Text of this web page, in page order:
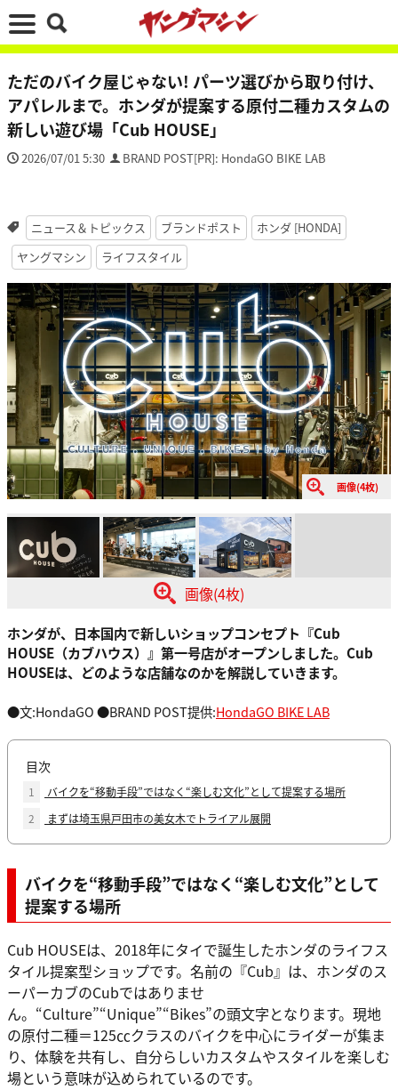
ただのバイク屋じゃない! パーツ選びから取り付け、
アパレルまで。ホンダが提案する原付二種カスタムの
新しい遊び場「Cub HOUSE」
2026/07/01 5:30 BRAND POST[PR]: HondaGO BIKE LAB
ニュース＆トピックス ブランドポスト
ホンダ [HONDA]
ヤングマシン
ライフスタイル
画像(4枚)
画像(4枚)
ホンダが、日本国内で新しいショップコンセプト『Cub
HOUSE（カブハウス）』第一号店がオープンしました。Cub
HOUSEは、どのような店舗なのかを解説していきます。
●文:HondaGO ●BRAND POST提供:HondaGO BIKE LAB
目次
1
バイクを“移動手段”ではなく“楽しむ文化”として提案する場所
2
まずは埼玉県戸田市の美女木でトライアル展開
バイクを“移動手段”ではなく“楽しむ文化”として
提案する場所
Cub HOUSEは、2018年にタイで誕生したホンダのライフス
タイル提案型ショップです。名前の『Cub』は、ホンダのス
ーパーカブのCubではありませ
ん。“Culture”“Unique”“Bikes”の頭文字となります。現地
の原付二種＝125㏄クラスのバイクを中心にライダーが集ま
り、体験を共有し、自分らしいカスタムやスタイルを楽しむ
場という意味が込められているのです。